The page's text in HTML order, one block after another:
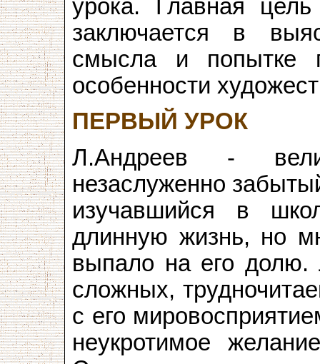
урока. Главная
заключается в
смысла и попытке
особенности
ПЕРВЫЙ УРОК
Л.Андреев -
незаслуженно
изучавшийся в
длинную жизнь, но
выпало на его
сложных,
с его
неукротимое